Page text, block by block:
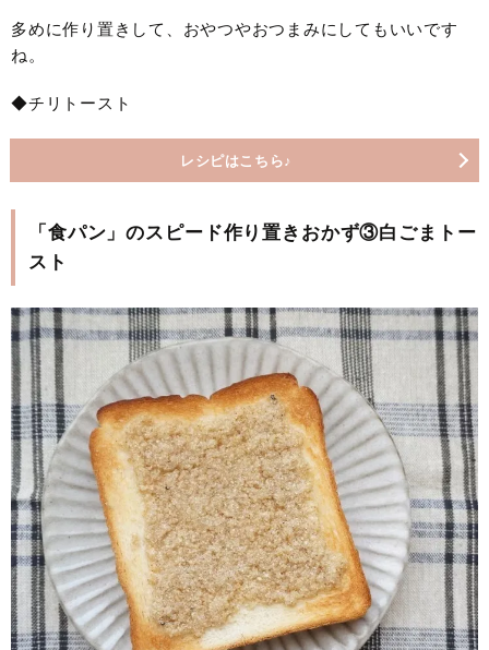
多めに作り置きして、おやつやおつまみにしてもいいです
ね。
◆チリトースト
レシピはこちら♪
「食パン」のスピード作り置きおかず③白ごまトー
スト